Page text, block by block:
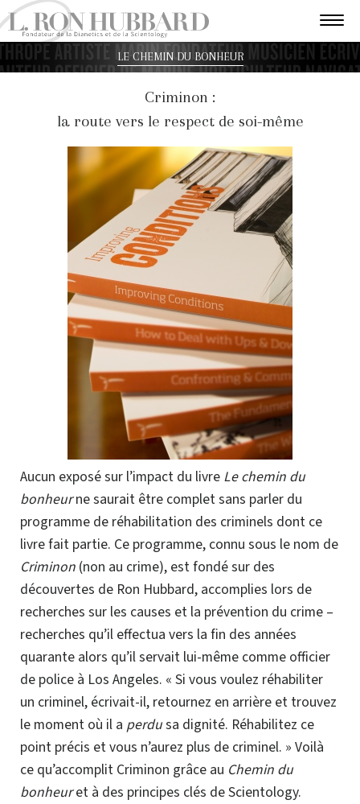
LE CHEMIN DU BONHEUR
Criminon :
la route vers le respect de soi-même
Aucun exposé sur l’impact du livre Le chemin du
bonheurne saurait être complet sans parler du
programme de réhabilitation des criminels dont ce
livre fait partie. Ce programme, connu sous le nom de
Criminon (non au crime), est fondé sur des
découvertes de Ron Hubbard, accomplies lors de
recherches sur les causes et la prévention du crime –
recherches qu’il effectua vers la fin des années
quarante alors qu’il servait lui-même comme officier
de police à Los Angeles. « Si vous voulez réhabiliter
un criminel, écrivait-il, retournez en arrière et trouvez
le moment où il a perdusa dignité. Réhabilitez ce
point précis et vous n’aurez plus de criminel. » Voilà
ce qu’accomplit Criminon grâce au Chemin du
bonheuret à des principes clés de Scientology.